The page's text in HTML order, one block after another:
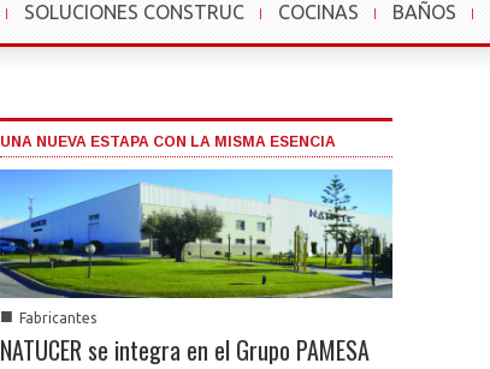
SOLUCIONES CONSTRUC COCINAS BAÑOS
UNA NUEVA ESTAPA CON LA MISMA ESENCIA
■ Fabricantes
NATUCER se integra en el Grupo PAMESA